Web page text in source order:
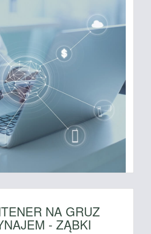
NA GRUZ
- ZĄBKI